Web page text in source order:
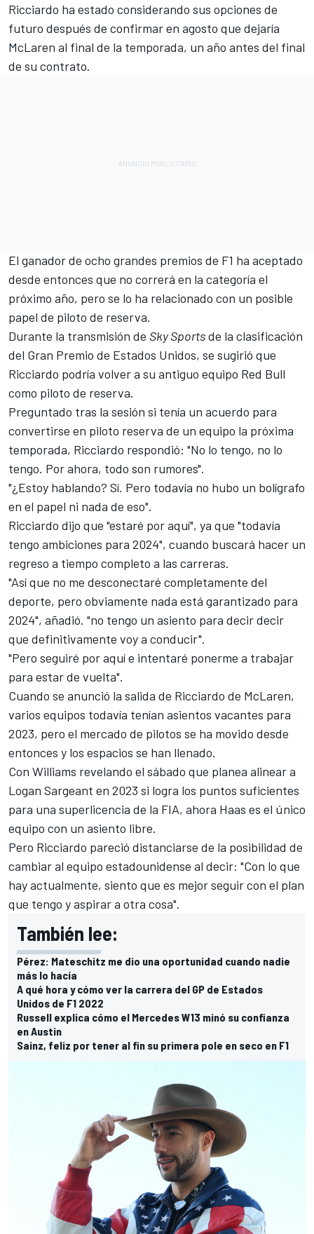
Ricciardo ha estado considerando sus opciones de
futuro después de confirmar en agosto que dejaría
McLaren al final de la temporada, un año antes del final
de su contrato.
El ganador de ocho grandes premios de F1 ha aceptado
desde entonces que no correrá en la categoría el
próximo año, pero se lo ha relacionado con un posible
papel de piloto de reserva.
Durante la transmisión de Sky Sportsde la clasificación
del Gran Premio de Estados Unidos, se sugirió que
Ricciardo podría volver a su antiguo equipo Red Bull
como piloto de reserva.
Preguntado tras la sesión si tenía un acuerdo para
convertirse en piloto reserva de un equipo la próxima
temporada, Ricciardo respondió: "No lo tengo, no lo
tengo. Por ahora, todo son rumores".
"¿Estoy hablando? Sí. Pero todavía no hubo un bolígrafo
en el papel ni nada de eso".
Ricciardo dijo que "estaré por aquí", ya que "todavía
tengo ambiciones para 2024", cuando buscará hacer un
regreso a tiempo completo a las carreras.
"Así que no me desconectaré completamente del
deporte, pero obviamente nada está garantizado para
2024", añadió. "no tengo un asiento para decir decir
que definitivamente voy a conducir".
"Pero seguiré por aquí e intentaré ponerme a trabajar
para estar de vuelta".
Cuando se anunció la salida de Ricciardo de McLaren,
varios equipos todavía tenían asientos vacantes para
2023, pero el mercado de pilotos se ha movido desde
entonces y los espacios se han llenado.
Con Williams revelando el sábado que planea alinear a
Logan Sargeant en 2023 si logra los puntos suficientes
para una superlicencia de la FIA, ahora Haas es el único
equipo con un asiento libre.
Pero Ricciardo pareció distanciarse de la posibilidad de
cambiar al equipo estadounidense al decir: "Con lo que
hay actualmente, siento que es mejor seguir con el plan
que tengo y aspirar a otra cosa".
También lee:
Pérez: Mateschitz me dio una oportunidad cuando nadie
más lo hacía
A qué hora y cómo ver la carrera del GP de Estados
Unidos de F1 2022
Russell explica cómo el Mercedes W13 minó su confianza
en Austin
Sainz, feliz por tener al fin su primera pole en seco en F1